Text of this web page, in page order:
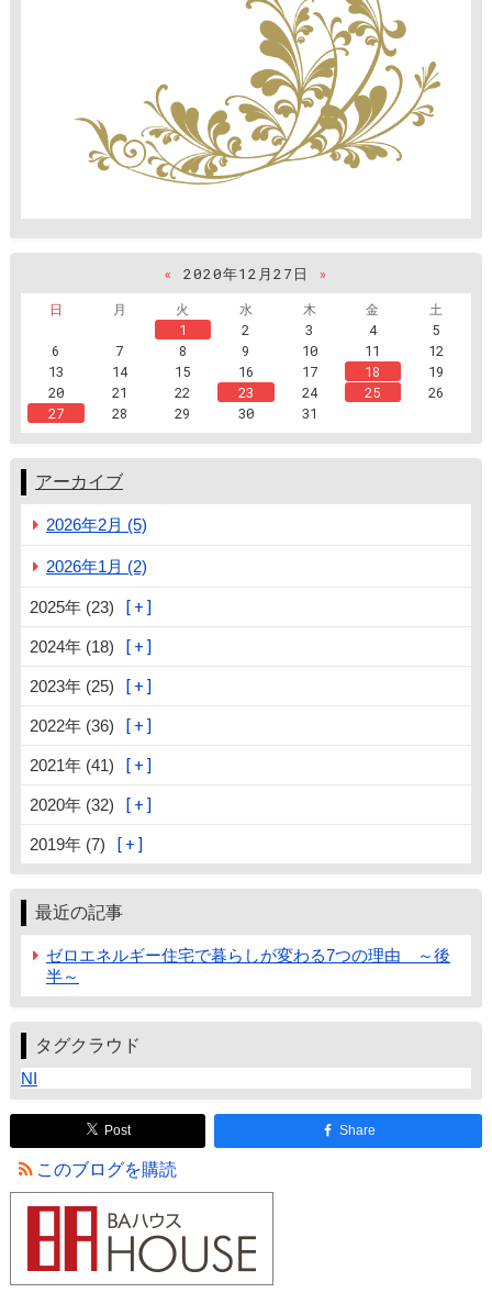
« 2020年12月27日
»
日
月 火 水 木 金
土
1
2 3 4
5
6
7 8 9 10 11
12
13
14 15 16 17 18
19
20
21 22 23 24 25
26
27
28 29 30 31
アーカイブ
2026年2月 (5)
2026年1月 (2)
2025年 (23)
2024年 (18)
2023年 (25)
2022年 (36)
2021年 (41)
2020年 (32)
2019年 (7)
最近の記事
ゼロエネルギー住宅で暮らしが変わる7つの理由 ～後
半～
タグクラウド
NI
Post Share
このブログを購読